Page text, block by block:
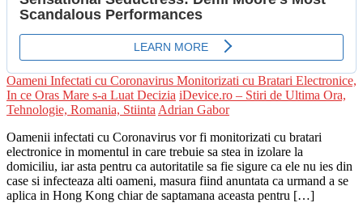
Oameni Infectati cu Coronavirus Monitorizati cu Bratari Electronice,
In ce Oras Mare s-a Luat Decizia iDevice.ro – Stiri de Ultima Ora,
Tehnologie, Romania, Stiinta Adrian Gabor
Oamenii infectati cu Coronavirus vor fi monitorizati cu bratari
electronice in momentul in care trebuie sa stea in izolare la
domiciliu, iar asta pentru ca autoritatile sa fie sigure ca ele nu ies din
case si infecteaza alti oameni, masura fiind anuntata ca urmand a se
aplica in Hong Kong chiar de saptamana aceasta pentru […]